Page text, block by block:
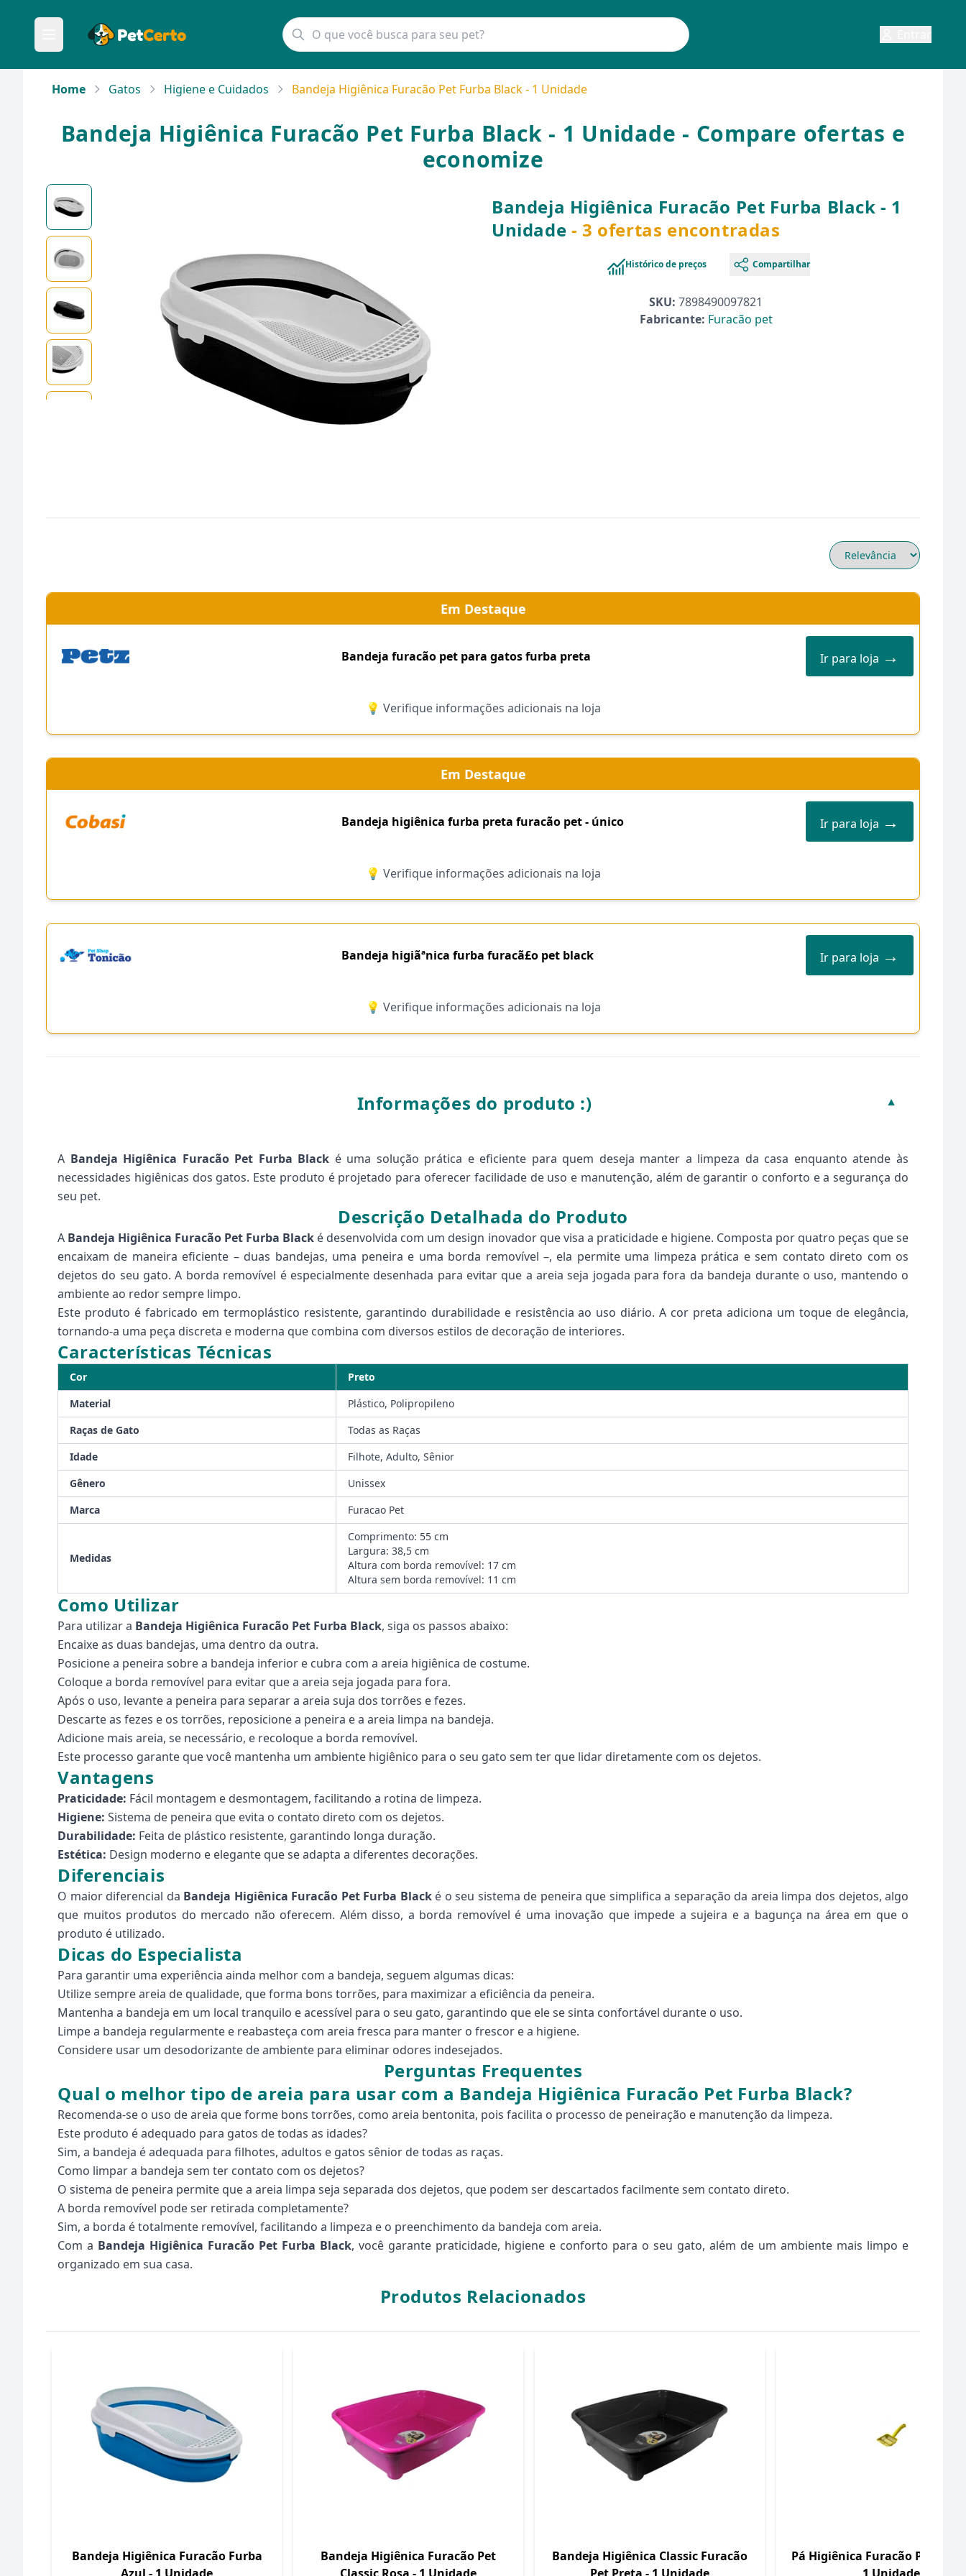
Home Gatos Higiene e Cuidados Bandeja Higiênica Furacão Pet Furba Black - 1 Unidade
Bandeja Higiênica Furacão Pet Furba Black - 1 Unidade - Compare ofertas e
economize
Bandeja Higiênica Furacão Pet Furba Black - 1
Unidade - 3 ofertas encontradas
Histórico de preços Compartilhar
SKU: 7898490097821
Fabricante: Furacão pet
Em Destaque
Bandeja furacão pet para gatos furba preta Ir para loja →
💡 Verifique informações adicionais na loja
Em Destaque
Bandeja higiênica furba preta furacão pet - único Ir para loja →
💡 Verifique informações adicionais na loja
Bandeja higiãªnica furba furacã£o pet black Ir para loja →
💡 Verifique informações adicionais na loja
Informações do produto :) ▼
A Bandeja Higiênica Furacão Pet Furba Black é uma solução prática e eficiente para quem deseja manter a limpeza da casa enquanto atende às
necessidades higiênicas dos gatos. Este produto é projetado para oferecer facilidade de uso e manutenção, além de garantir o conforto e a segurança do
seu pet.
Descrição Detalhada do Produto
A Bandeja Higiênica Furacão Pet Furba Black é desenvolvida com um design inovador que visa a praticidade e higiene. Composta por quatro peças que se
encaixam de maneira eficiente – duas bandejas, uma peneira e uma borda removível –, ela permite uma limpeza prática e sem contato direto com os
dejetos do seu gato. A borda removível é especialmente desenhada para evitar que a areia seja jogada para fora da bandeja durante o uso, mantendo o
ambiente ao redor sempre limpo.
Este produto é fabricado em termoplástico resistente, garantindo durabilidade e resistência ao uso diário. A cor preta adiciona um toque de elegância,
tornando-a uma peça discreta e moderna que combina com diversos estilos de decoração de interiores.
Características Técnicas
Cor
Preto
Material
Plástico, Polipropileno
Raças de Gato
Todas as Raças
Idade
Filhote, Adulto, Sênior
Gênero
Unissex
Marca
Furacao Pet
Medidas
Comprimento: 55 cm
Largura: 38,5 cm
Altura com borda removível: 17 cm
Altura sem borda removível: 11 cm
Como Utilizar
Para utilizar a Bandeja Higiênica Furacão Pet Furba Black, siga os passos abaixo:
Encaixe as duas bandejas, uma dentro da outra.
Posicione a peneira sobre a bandeja inferior e cubra com a areia higiênica de costume.
Coloque a borda removível para evitar que a areia seja jogada para fora.
Após o uso, levante a peneira para separar a areia suja dos torrões e fezes.
Descarte as fezes e os torrões, reposicione a peneira e a areia limpa na bandeja.
Adicione mais areia, se necessário, e recoloque a borda removível.
Este processo garante que você mantenha um ambiente higiênico para o seu gato sem ter que lidar diretamente com os dejetos.
Vantagens
Praticidade: Fácil montagem e desmontagem, facilitando a rotina de limpeza.
Higiene: Sistema de peneira que evita o contato direto com os dejetos.
Durabilidade: Feita de plástico resistente, garantindo longa duração.
Estética: Design moderno e elegante que se adapta a diferentes decorações.
Diferenciais
O maior diferencial da Bandeja Higiênica Furacão Pet Furba Blacké o seu sistema de peneira que simplifica a separação da areia limpa dos dejetos, algo
que muitos produtos do mercado não oferecem. Além disso, a borda removível é uma inovação que impede a sujeira e a bagunça na área em que o
produto é utilizado.
Dicas do Especialista
Para garantir uma experiência ainda melhor com a bandeja, seguem algumas dicas:
Utilize sempre areia de qualidade, que forma bons torrões, para maximizar a eficiência da peneira.
Mantenha a bandeja em um local tranquilo e acessível para o seu gato, garantindo que ele se sinta confortável durante o uso.
Limpe a bandeja regularmente e reabasteça com areia fresca para manter o frescor e a higiene.
Considere usar um desodorizante de ambiente para eliminar odores indesejados.
Perguntas Frequentes
Qual o melhor tipo de areia para usar com a Bandeja Higiênica Furacão Pet Furba Black?
Recomenda-se o uso de areia que forme bons torrões, como areia bentonita, pois facilita o processo de peneiração e manutenção da limpeza.
Este produto é adequado para gatos de todas as idades?
Sim, a bandeja é adequada para filhotes, adultos e gatos sênior de todas as raças.
Como limpar a bandeja sem ter contato com os dejetos?
O sistema de peneira permite que a areia limpa seja separada dos dejetos, que podem ser descartados facilmente sem contato direto.
A borda removível pode ser retirada completamente?
Sim, a borda é totalmente removível, facilitando a limpeza e o preenchimento da bandeja com areia.
Com a Bandeja Higiênica Furacão Pet Furba Black, você garante praticidade, higiene e conforto para o seu gato, além de um ambiente mais limpo e
organizado em sua casa.
Produtos Relacionados
Bandeja Higiênica Furacão Furba
Bandeja Higiênica Furacão Pet
Bandeja Higiênica Classic Furacão
Pá Higiênica Furacão Pet